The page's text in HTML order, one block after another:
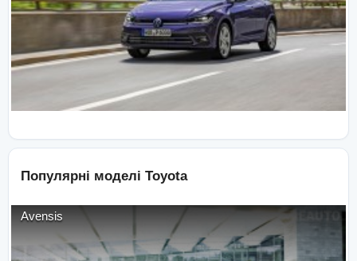
Популярні моделі Toyota
Avensis